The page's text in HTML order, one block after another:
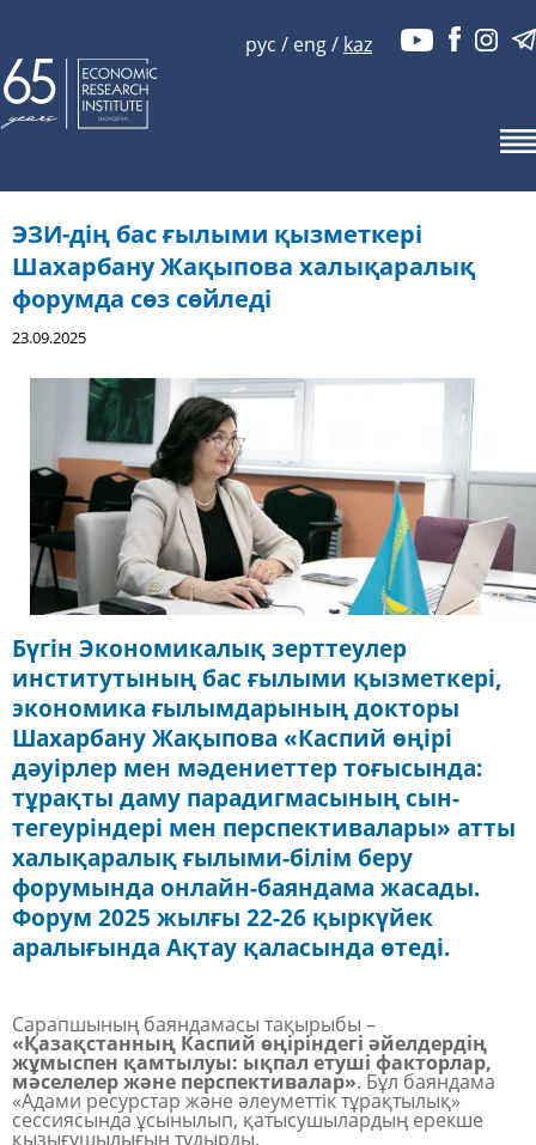
рус / eng/ kaz
ЭЗИ-дің бас ғылыми қызметкері
Шахарбану Жақыпова халықаралық
форумда сөз сөйледі
23.09.2025
Бүгін Экономикалық зерттеулер
институтының бас ғылыми қызметкері,
экономика ғылымдарының докторы
Шахарбану Жақыпова «Каспий өңірі
дәуірлер мен мәдениеттер тоғысында:
тұрақты даму парадигмасының сын-
тегеуріндері мен перспективалары» атты
халықаралық ғылыми-білім беру
форумында онлайн-баяндама жасады.
Форум 2025 жылғы 22-26 қыркүйек
аралығында Ақтау қаласында өтеді.
Сарапшының баяндамасы тақырыбы –
«Қазақстанның Каспий өңіріндегі әйелдердің
жұмыспен қамтылуы: ықпал етуші факторлар,
мәселелер және перспективалар». Бұл баяндама
«Адами ресурстар және әлеуметтік тұрақтылық»
сессиясында ұсынылып, қатысушылардың ерекше
қызығушылығын тудырды.